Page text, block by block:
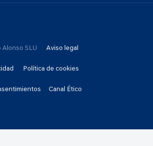
SLU Aviso legal
Política de cookies
Canal Ético